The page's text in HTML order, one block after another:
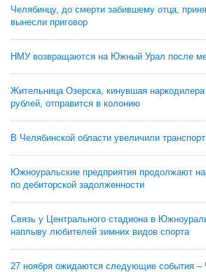
Челябинцу, до смерти забившему отца,
вынесли приговор
НМУ возвращаются на Южный Урал после
Жительница Озерска, кинувшая
рублей, отправится в колонию
В Челябинской области увеличили
Южноуральские предприятия продолжают
по дебиторской задолженности
Связь у Центрального стадиона в
наплыву любителей зимних видов спорта
27 ноября ожидаются следующие события –